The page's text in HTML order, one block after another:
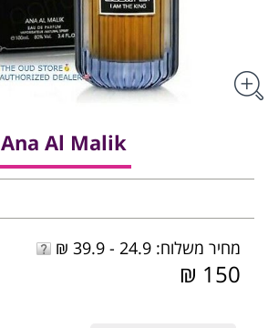
Ana Al Malik
מחיר משלוח: 24.9 - 39.9 ₪
150 ₪